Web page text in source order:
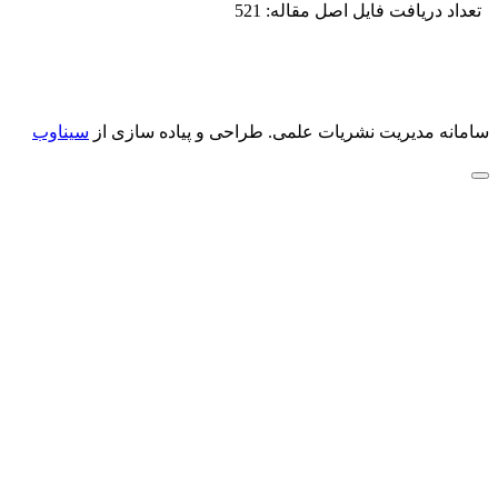
تعداد دریافت فایل اصل مقاله: 521
سامانه مدیریت نشریات علمی. طراحی و پیاده سازی از سیناوب